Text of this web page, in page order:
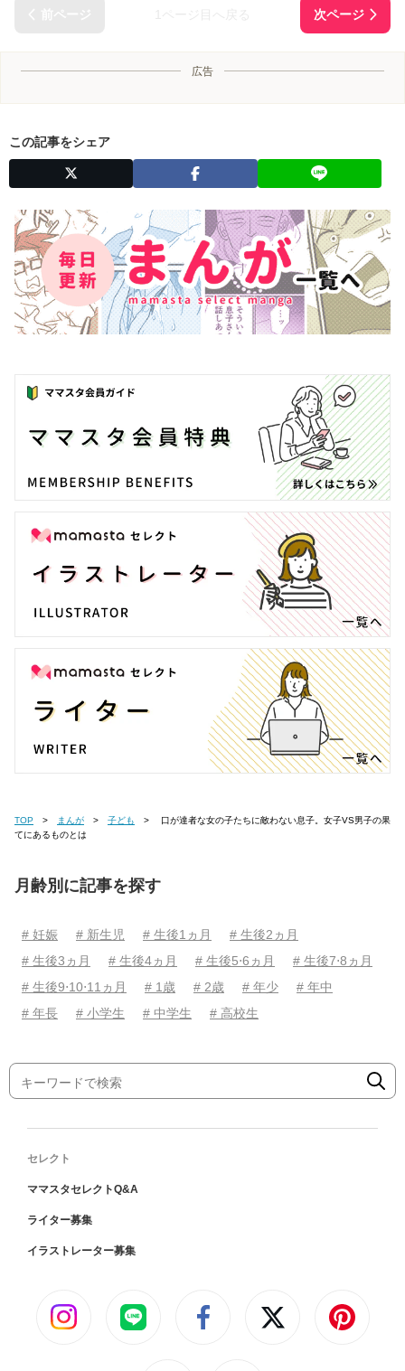
広告
この記事をシェア
TOP まんが 子ども
てにあるものとは
月齢別に記事を探す
# 妊娠 # 新生児 # 生後1ヵ月
# 生後2ヵ月
# 生後3ヵ月
# 生後4ヵ月 # 生後5⋅6ヵ月
# 生後7⋅8ヵ月
# 生後9⋅10⋅11ヵ月
# 1歳 # 2歳 # 年少
# 年中
# 年長
# 小学生 # 中学生 # 高校生
セレクト
ママスタセレクトQ&A
ライター募集
イラストレーター募集